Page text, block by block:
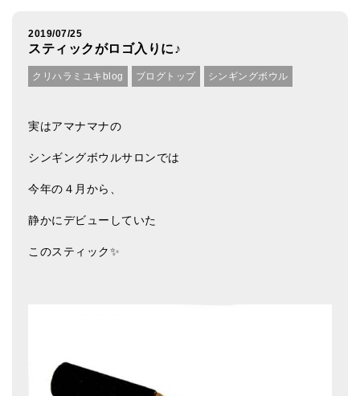
2019/07/25
スティックがロゴ入りに♪
クリハラミユキblog ブログトップ シンギングボウル
実はアマナマナの
シンギングボウルサロンでは
今年の４月から、
静かにデビューしていた
このスティック✨